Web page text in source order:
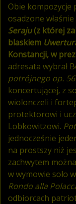
Obie kompozycje
osadzone
Seraju(z której
blaskiem
Konstancji, w
adresata wybrał
potrójnego op. 56
koncertującej, z
wiolonczeli i
protektorowi i
Lobkowitzowi.
jednocześnie
na prostszy niż
zachwytem
w wymowie solo
Rondo alla
odbiorcach